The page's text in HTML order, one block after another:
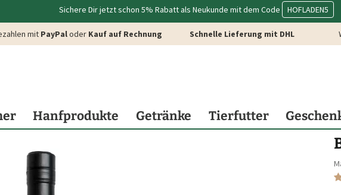
Sichere Dir jetzt schon 5% Rabatt als Neukunde mit dem Code HOFLADEN5
mit PayPaloder Kauf auf Rechnung Schnelle Lieferung mit DHL
Hanfprodukte Getränke Tierfutter